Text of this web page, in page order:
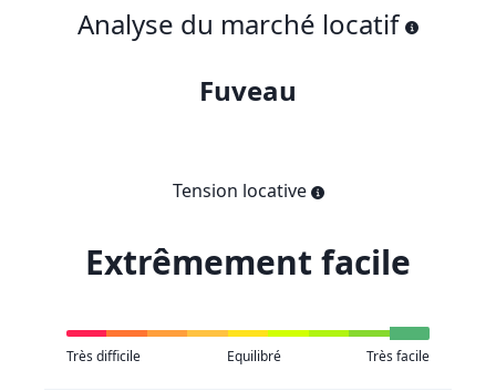
Analyse du marché locatif
Fuveau
Tension locative
Extrêmement facile
Très difficile Equilibré Très facile